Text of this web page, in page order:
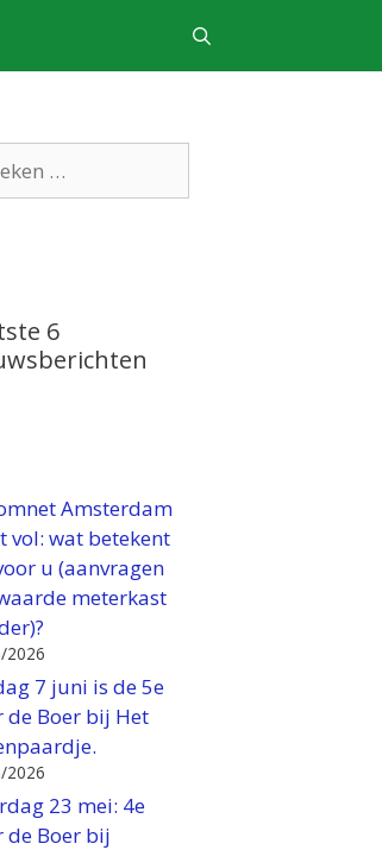
6
Amsterdam
vol: wat betekent
u (aanvragen
meterkast
2026
7 juni is de 5e
de Boer bij Het
2026
23 mei: 4e
de Boer bij